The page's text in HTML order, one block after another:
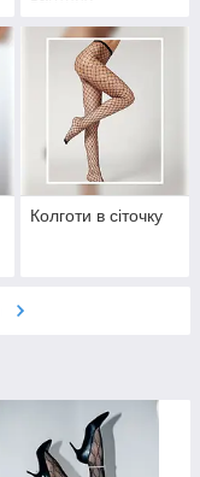
Колготи в сіточку